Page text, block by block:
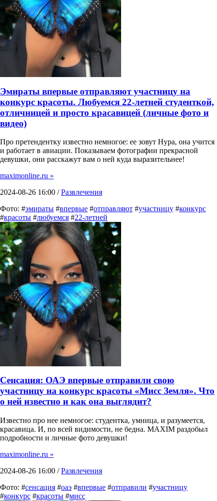
Эмираты впервые отправляют участницу на
конкурс красоты. Любуемся 22-летней студенткой,
отличницей и просто красавицей (личные фото и
видео)
Про претендентку известно немногое: ее зовут Нура, она учится
и работает в авиации. Показываем фотографии прекрасной
девушки, они расскажут вам о ней куда выразительнее!
maximonline.ru »
2024-08-26 16:00 /Развлечения
Фото: #эмираты #впервые #отправляют #участницу #конкурс
#красоты #любуемся #22-летней
Сенсация: ОАЭ впервые отправили свою
участницу на конкурс красоты «Мисс Земля». Что
о ней известно и как она выглядит?
Известно про нее немногое: студентка, умница, и разумеется,
красавица. И, по всей видимости, не бедна. MAXIM раздобыл
подробности и личные фото девушки!
maximonline.ru »
2024-08-26 16:00 /Развлечения
Фото: #сенсация #оаэ #впервые #отправили #участницу
#конкурс #красоты #мисс